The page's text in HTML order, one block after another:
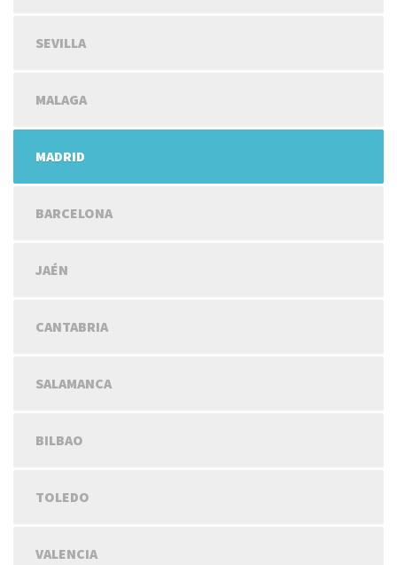
SEVILLA
MALAGA
MADRID
BARCELONA
JAÉN
CANTABRIA
SALAMANCA
BILBAO
TOLEDO
VALENCIA